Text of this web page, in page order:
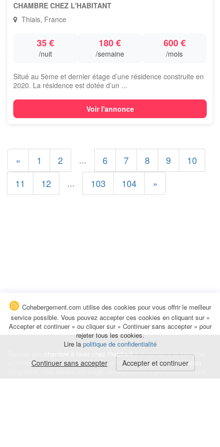
CHAMBRE CHEZ L'HABITANT
Thiais, France
35 €
/nuit
180 €
/semaine
600 €
/mois
Situé au 5ème et dernier étage d’une résidence construite en
2020. La résidence est dotée d’un ...
Voir l'annonce
« 1 2 ... 6 7 8 9
10
11
12 ... 103 104 »
chambre à louer chez l'habitantà la nuitée, à la semaine,
au mois ou à l'année pour de courts et longs séjours, unecolocation
temporaire : des études, un stage, un déplacement professionnel, une
Cohebergement.com utilise des cookies pour vous offrir le meilleur
service possible. Vous pouvez accepter ces cookies en cliquant sur «
Accepter et continuer » ou cliquer sur « Continuer sans accepter » pour
rejeter tous les cookies.
Lire la politique de confidentialité
Continuer sans accepter Accepter et continuer